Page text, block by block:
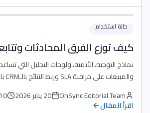
حالة استخدام
كيف توزع الفرق المحادثات
نماذج التوجيه، الأتمتة، ولوحات التحليل التي
والمبيعات على مراقبة SLA وربط النتائج بالـCRM باستخدام OnSync.
OnSync Editorial Team
20 يناير 2026 10 دقائق قراءة
اقرأ المقال